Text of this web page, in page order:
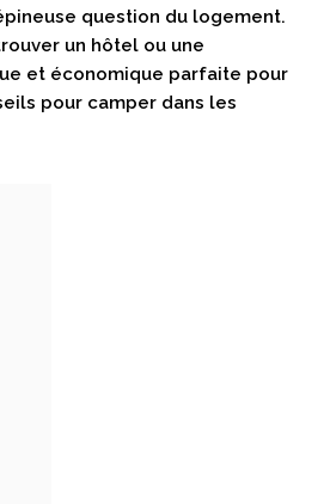
question du logement.
un hôtel ou une
et économique parfaite pour
pour camper dans les